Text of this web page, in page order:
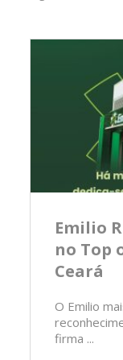
Emilio
no Top
Ceará
O Emilio
firma ...